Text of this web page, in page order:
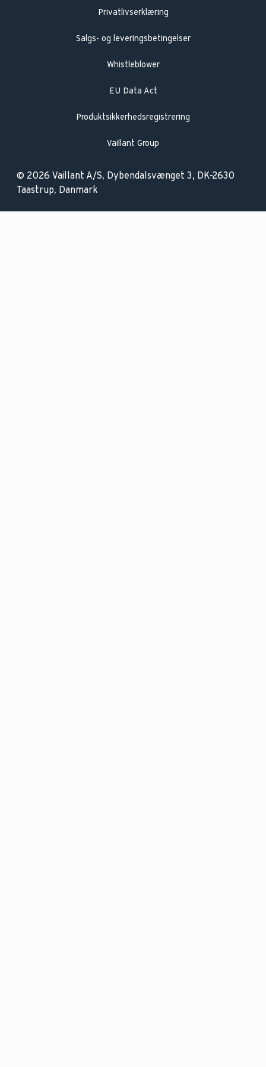
Privatlivserklæring
Salgs- og leveringsbetingelser
Whistleblower
EU Data Act
Produktsikkerhedsregistrering
Vaillant Group
© 2026 Vaillant A/S, Dybendalsvænget 3, DK-2630
Taastrup, Danmark